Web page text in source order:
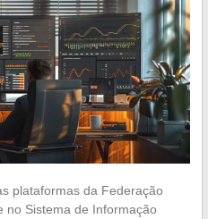
plataformas da Federação
no Sistema de Informação